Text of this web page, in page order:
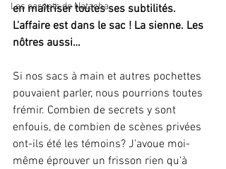
Les carnets de Natacha
en maîtriser toutes ses subtilités.
L'affaire est dans le sac ! La sienne. Les
nôtres aussi…
Si nos sacs à main et autres pochettes
pouvaient parler, nous pourrions toutes
frémir. Combien de secrets y sont
enfouis, de combien de scènes privées
ont-ils été les témoins? J'avoue moi-
même éprouver un frisson rien qu'à